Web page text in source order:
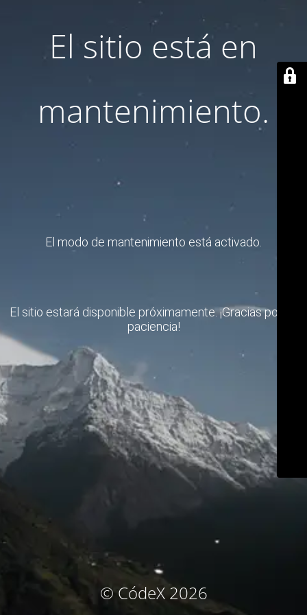
El sitio está en
mantenimiento.
El modo de mantenimiento está activado.
El sitio estará disponible próximamente. ¡Gracias por su
paciencia!
© CódeX 2026